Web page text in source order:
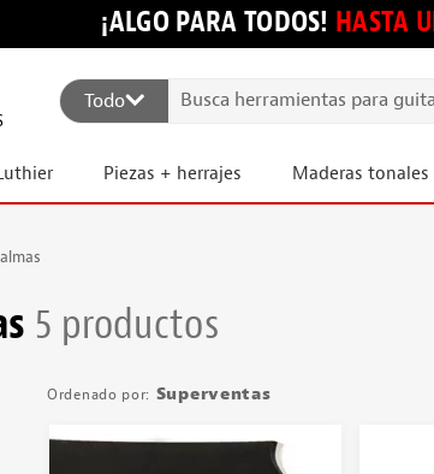
¡ALGO PARA TODOS! HASTA
Todo
Piezas + herrajes Maderas tonales
5 productos
Superventas